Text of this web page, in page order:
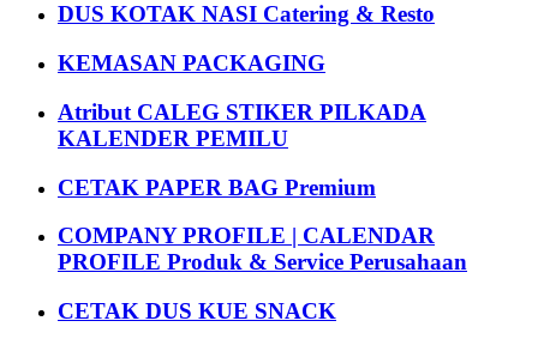
DUS KOTAK NASI Catering & Resto
KEMASAN PACKAGING
Atribut CALEG STIKER PILKADA
KALENDER PEMILU
CETAK PAPER BAG Premium
COMPANY PROFILE | CALENDAR
PROFILE Produk & Service Perusahaan
CETAK DUS KUE SNACK